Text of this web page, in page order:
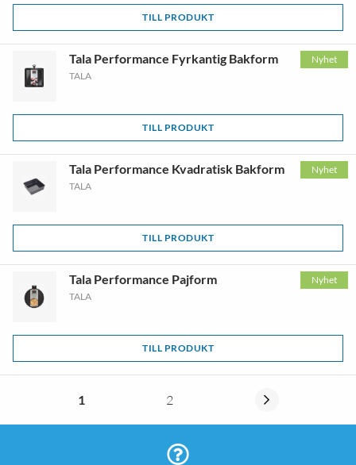
TILL PRODUKT
Nyhet
Tala Performance Fyrkantig Bakform
TALA
TILL PRODUKT
Nyhet
Tala Performance Kvadratisk Bakform
TALA
TILL PRODUKT
Nyhet
Tala Performance Pajform
TALA
TILL PRODUKT
1 2